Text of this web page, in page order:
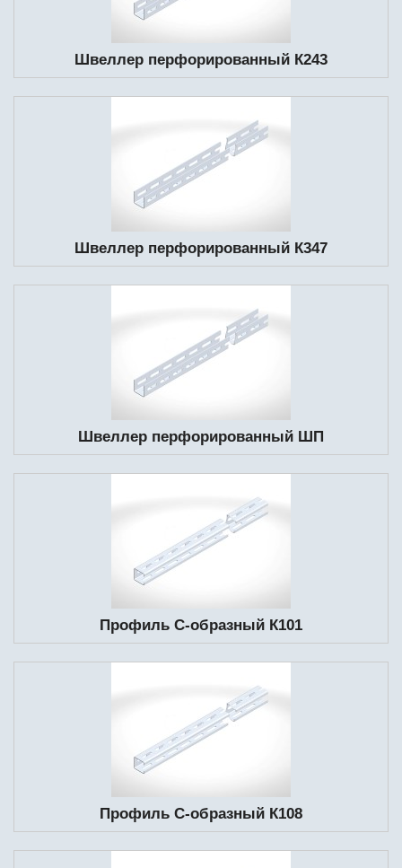
Швеллер перфорированный К243
Швеллер перфорированный К347
Швеллер перфорированный ШП
Профиль С-образный К101
Профиль С-образный К108